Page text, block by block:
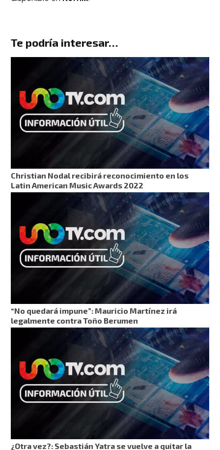
Te podría interesar…
Christian Nodal recibirá reconocimiento en los
Latin American Music Awards 2022
“No quedará impune”: Mauricio Martínez irá
legalmente contra Toño Berumen
¿Otra vez?: Sebastián Yatra se vuelve a quitar la